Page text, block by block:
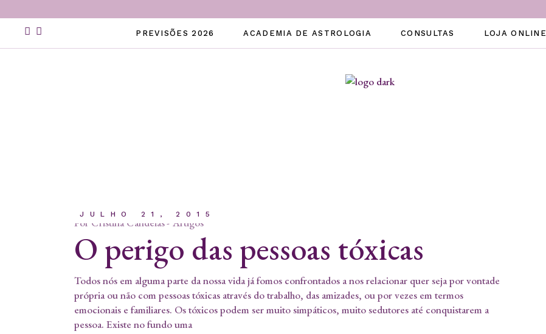
content PREVISÕES 2026 ACADEMIA DE ASTROLOGIA CONSULTAS LOJA ONLINE
JULHO 21, 2015
Por Cristina Candeias Artigos
O perigo das pessoas tóxicas
Todos nós em alguma parte da nossa vida já fomos confrontados a nos relacionar quer seja por vontade
própria ou não com pessoas tóxicas através do trabalho, das amizades, ou por vezes em termos
emocionais e familiares. Os tóxicos podem ser muito simpáticos, muito sedutores até conquistarem a
pessoa. Existe no fundo uma